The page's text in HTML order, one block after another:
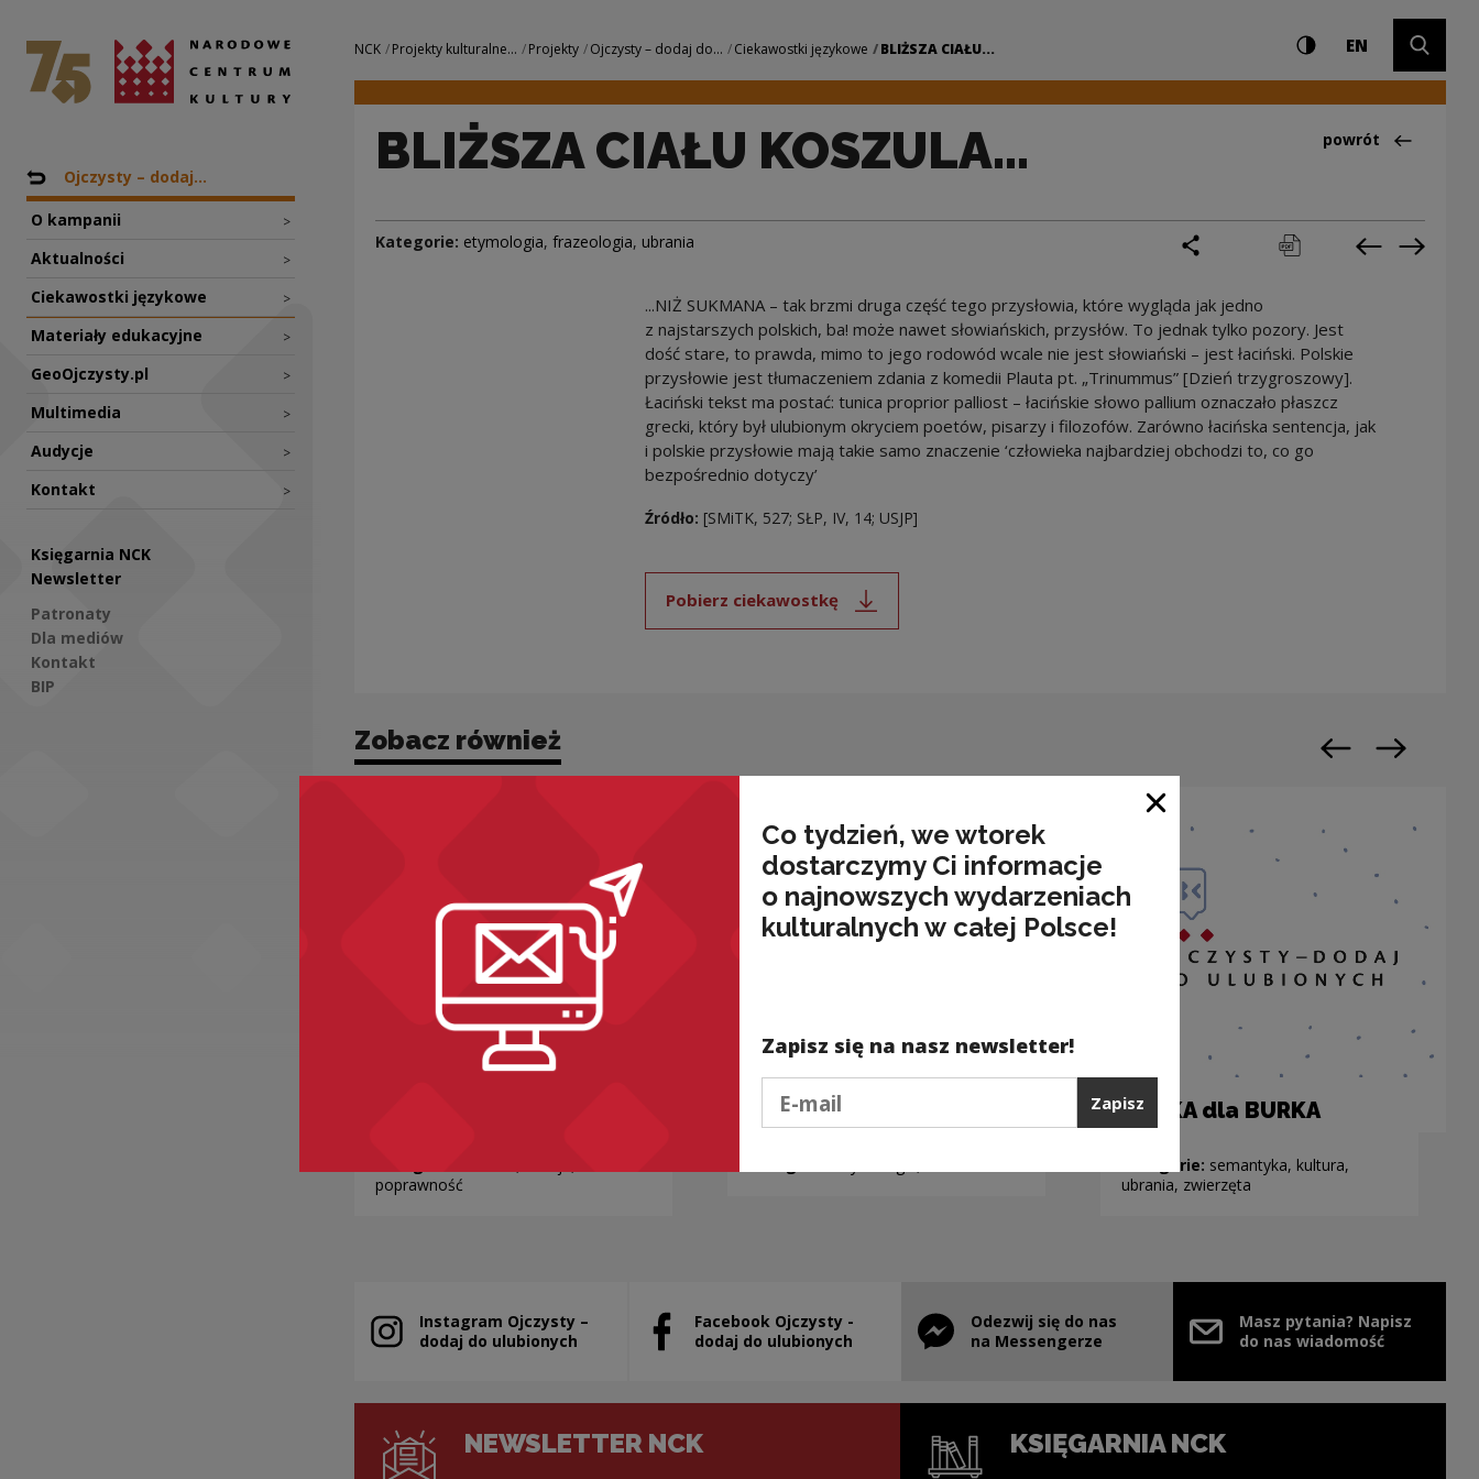
BLIŻSZA CIAŁU KOSZULA... | Narodowe Centrum Kultury
Narodowe Centrum Kultury
Nawigacja
Powrót do: Projekty
Ojczysty – dodaj...
O kampanii >
Aktualności >
Ciekawostki językowe >
Materiały edukacyjne >
GeoOjczysty.pl >
Multimedia >
Audycje >
Kontakt >
Księgarnia NCK
Newsletter
Patronaty
Dla mediów
Kontakt
BIP
Nawigacja
NCK Projekty kulturalne... Projekty Ojczysty – dodaj do... Ciekawostki językowe BLIŻSZA CIAŁU... Ustawienia iWysoki kontrast
ENCHANGE
BLIŻSZA CIAŁU KOSZULA... Powrót
powrót
Kategorie: etymologia, frazeologia, ubrania podziel się
drukuj pobierz Poprzednia
...NIŻ SUKMANA – tak brzmi druga część tego przysłowia, które wygląda jak jedno
z najstarszych polskich, ba! może nawet słowiańskich, przysłów. To jednak tylko pozory. Jest
dość stare, to prawda, mimo to jego rodowód wcale nie jest słowiański – jest łaciński. Polskie
przysłowie jest tłumaczeniem zdania z komedii Plauta pt. „Trinummus” [Dzień trzygroszowy].
Łaciński tekst ma postać: tunica proprior palliost – łacińskie słowo pallium oznaczało płaszcz
grecki, który był ulubionym okryciem poetów, pisarzy i filozofów. Zarówno łacińska sentencja, jak
i polskie przysłowie mają takie samo znaczenie ‘człowieka najbardziej obchodzi to, co go
bezpośrednio dotyczy’
Źródło: [SMiTK, 527; SŁP, IV, 14; USJP]
Pobierz ciekawostkę
Uwaga, link zostanie otwarty w nowym oknie
Zobacz również
poprawność
APASZKA BURKA dla BURKA
Kategorie: semantyka, kultura,
ubrania, zwierzęta
Poprzedni slajd
Następny
Instagram Ojczysty –
dodaj do ulubionych
Uwaga, link zostanie otwarty w nowym oknie
Facebook Ojczysty -
dodaj do ulubionych
Uwaga, link zostanie otwarty w nowym oknie
Odezwij się do nas
na Messengerze
Uwaga, link zostanie otwarty w nowym oknie
Masz pytania? Napisz
do nas wiadomość
NEWSLETTER NCK KSIĘGARNIA NCK
Zamknij okno
Co tydzień, we wtorek
dostarczymy Ci informacje
o najnowszych wydarzeniach
kulturalnych w całej Polsce!
Zapisz się na nasz newsletter!
Zapisz